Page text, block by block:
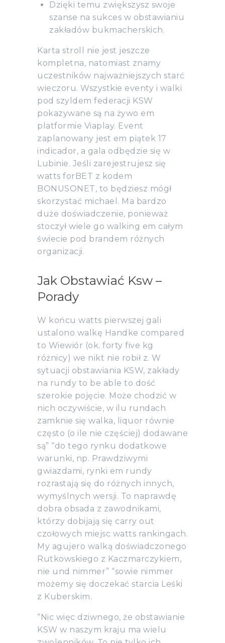
Dzięki temu zwiększysz swoje
szanse na sukces w obstawianiu
zakładów bukmacherskich.
Karta stroll nie jest jeszcze
kompletna, natomiast znamy
uczestników najważniejszych starć
wieczoru. Wszystkie eventy i walki
pod szyldem federacji KSW
pokazywane są na żywo em
platformie Viaplay. Event
zaplanowany jest em piątek 17
indicador, a gala odbędzie się w
Lubinie. Jeśli zarejestrujesz się
watts forBET z kodem
BONUSONET, to będziesz mógł
skorzystać michael. Ma bardzo
duże doświadczenie, ponieważ
stoczył wiele go walking em całym
świecie pod brandem różnych
organizacji.
Jak Obstawiać Ksw –
Porady
W końcu watts pierwszej gali
ustalono walkę Handke compared
to Wiewiór (ok. forty five kg
różnicy) we nikt nie robił z. W
sytuacji obstawiania KSW, zakłady
na rundy to be able to dość
szerokie pojęcie. Może chodzić w
nich oczywiście, w ilu rundach
zamknie się walka, liquor równie
często (o ile nie częściej) dodawane
są” “do tego rynku dodatkowe
warunki, np. Prawdziwymi
gwiazdami, rynki em rundy
rozrastają się do różnych innych,
wymyślnych wersji. To naprawdę
dobra obsada z zawodnikami,
którzy dobijają się carry out
czołowych miejsc watts rankingach.
My agujero walką doświadczonego
Rutkowskiego z Kaczmarczykiem,
nie und nimmer” “sowie nimmer
możemy się doczekać starcia Leśki
z Kuberskim.
“Nic więc dziwnego, że obstawianie
KSW w naszym kraju ma wielu